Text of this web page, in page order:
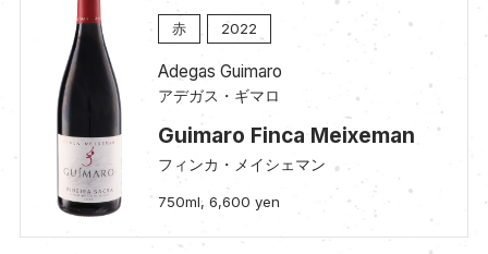
赤 2022
Adegas Guimaro
アデガス・ギマロ
Guimaro Finca Meixeman
フィンカ・メイシェマン
750ml, 6,600 yen